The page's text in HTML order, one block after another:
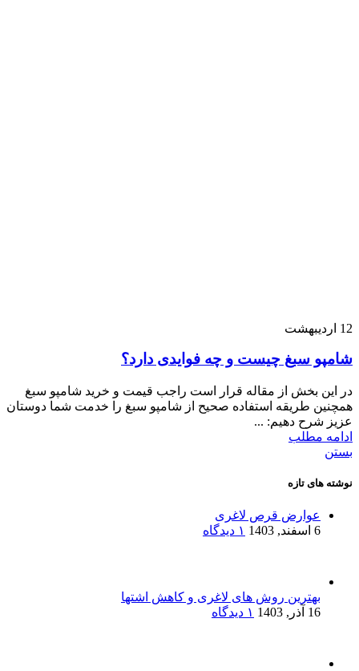
12 اردیبهشت
شامپو سبغ چیست و چه فوایدی دارد؟
در این بخش از مقاله قرار است راجب قیمت و خرید شامپو سبغ
همچنین طریقه استفاده صحیح از شامپو سبغ را خدمت شما دوستان
عزیز شرح دهیم: ...
ادامه مطلب
بستن
نوشته های تازه
عوارض قرص لاغری
6 اسفند, 1403
۱ دیدگاه
بهترین روش های لاغری و کاهش اشتها
16 آذر, 1403
۱ دیدگاه